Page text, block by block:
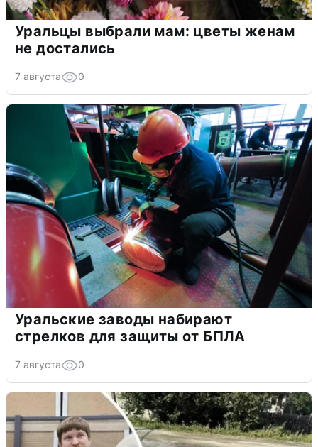
Уральцы выбрали мам: цветы женам
не достались
7 августа 0
Уральские заводы набирают
стрелков для защиты от БПЛА
7 августа 0